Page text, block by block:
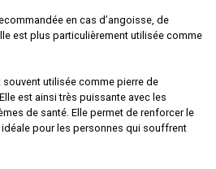
en cas d’angoisse, de
est plus particulièrement utilisée comme
souvent utilisée comme pierre de
est ainsi très puissante avec les
de santé. Elle permet de renforcer le
idéale pour les personnes qui souffrent